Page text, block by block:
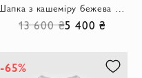
Шапка з кашеміру бежева жіноча з краєм в біло-сіру смужку
13 600 ₴5 400 ₴
-65%